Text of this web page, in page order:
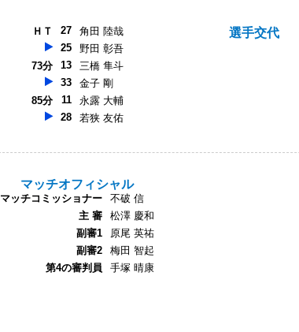
選手交代
ＨＴ 27
角田 陸哉
25
野田 彰吾
73分
13
三橋 隼斗
33
金子 剛
85分
11
永露 大輔
28
若狭 友佑
マッチオフィシャル
マッチコミッショナー
不破 信
主 審
松澤 慶和
副審1
原尾 英祐
副審2
梅田 智起
第4の審判員
手塚 晴康